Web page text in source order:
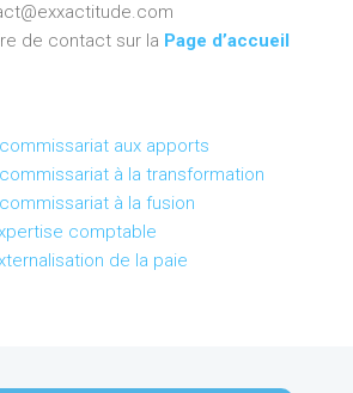
de contact sur la Page d’accueil
aux apports
à la transformation
à la fusion
comptable
de la paie